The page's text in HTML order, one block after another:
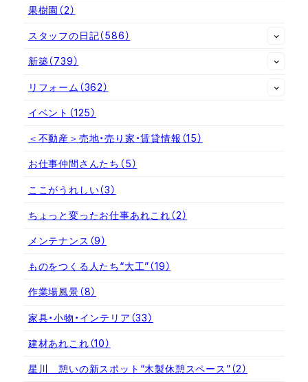
果樹園 （2）
スタッフの日記（586）
新築（739）
リフォーム （362）
イベント （125）
＜不動産＞売地・売り家・賃貸情報 （15）
お仕事仲間さんたち （5）
ここがうれしい（3）
ちょっと変ったお仕事あれこれ（2）
メンテナンス （9）
ものをつくる人たち“大工”（19）
作業場風景（8）
家具・小物・インテリア （33）
建材あれこれ（10）
星川 憩いの新スポット“木製休憩スペース”（2）